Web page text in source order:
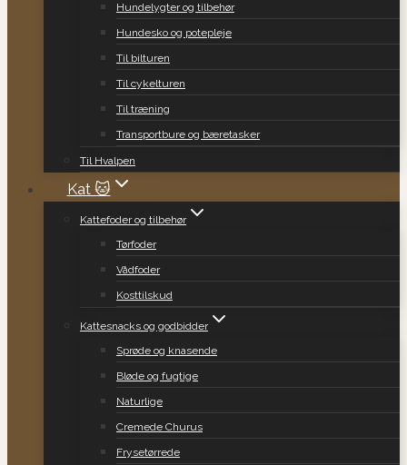
Hundelygter og tilbehør
Hundesko og potepleje
Til bilturen
Til cykelturen
Til træning
Transportbure og bæretasker
Til Hvalpen
Kat 🐱
Kattefoder og tilbehør
Tørfoder
Vådfoder
Kosttilskud
Kattesnacks og godbidder
Sprøde og knasende
Bløde og fugtige
Naturlige
Cremede Churus
Frysetørrede